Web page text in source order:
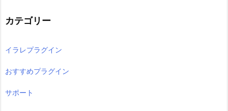
カテゴリー
イラレプラグイン
おすすめプラグイン
サポート